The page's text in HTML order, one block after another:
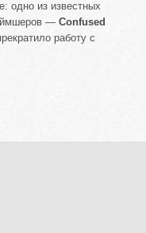
одно из известных
— Confused
работу с